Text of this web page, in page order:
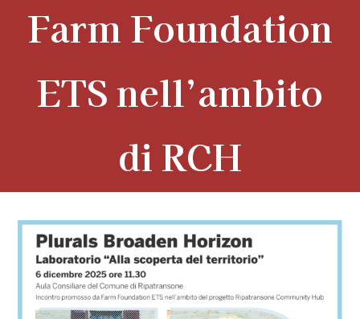
Farm Foundation
ETS nell’ambito
di RCH
View
Larger
Image